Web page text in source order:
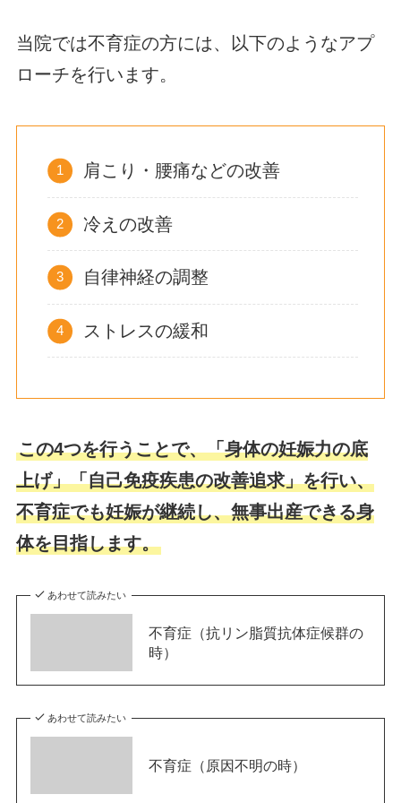
当院では不育症の方には、以下のようなアプ
ローチを行います。
肩こり・腰痛などの改善
冷えの改善
自律神経の調整
ストレスの緩和
この4つを行うことで、「身体の妊娠力の底
上げ」「自己免疫疾患の改善追求」を行い、
不育症でも妊娠が継続し、無事出産できる身
体を目指します。
あわせて読みたい
不育症（抗リン脂質抗体症候群の
時）
あわせて読みたい
不育症（原因不明の時）